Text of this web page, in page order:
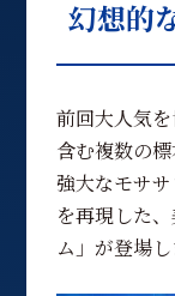
幻想的
前回大人気
含む複数の
強大なモサ
を再現した
ム」が登場し